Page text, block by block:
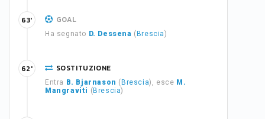
GOAL
Ha segnato D. Dessena ( Brescia)
63'
SOSTITUZIONE
Entra B. Bjarnason ( Brescia), esce M.
Mangraviti ( Brescia)
62'